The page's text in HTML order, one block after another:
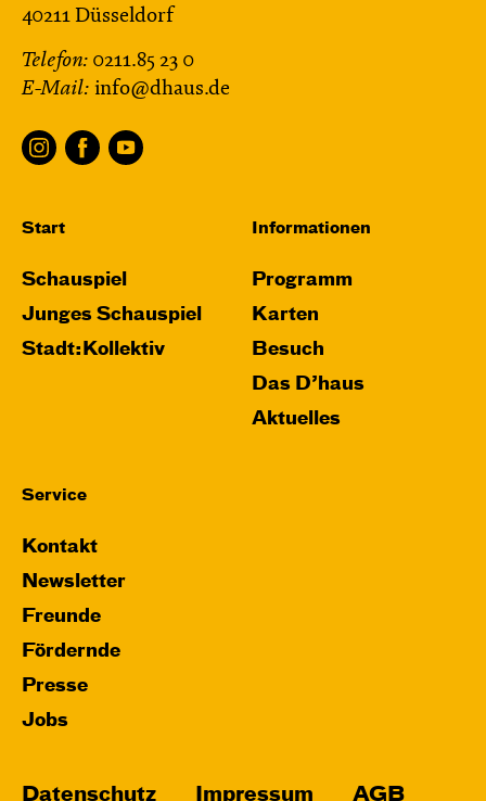
40211 Düsseldorf
Telefon: 0211.85 23 0
E-Mail: info@dhaus.de
Start
Schauspiel
Junges Schauspiel
Stadt:Kollektiv
Informationen
Programm
Karten
Besuch
Das D’haus
Aktuelles
Service
Kontakt
Newsletter
Freunde
Fördernde
Presse
Jobs
Datenschutz Impressum AGB